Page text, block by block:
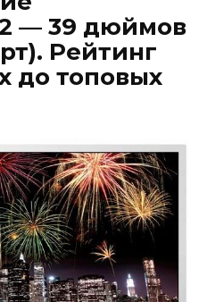
— 39 дюймов
Рейтинг
до топовых